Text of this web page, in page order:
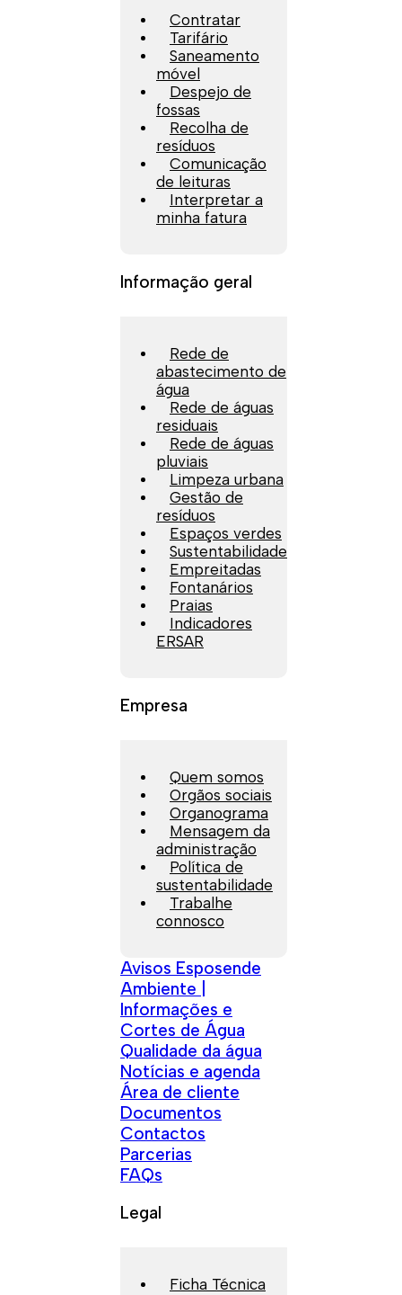
Contratar
Tarifário
Saneamento
móvel
Despejo de
fossas
Recolha de
resíduos
Comunicação
de leituras
Interpretar a
minha fatura
Informação geral
Rede de
abastecimento de
água
Rede de águas
residuais
Rede de águas
pluviais
Limpeza urbana
Gestão de
resíduos
Espaços verdes
Sustentabilidade
Empreitadas
Fontanários
Praias
Indicadores
ERSAR
Empresa
Quem somos
Orgãos sociais
Organograma
Mensagem da
administração
Política de
sustentabilidade
Trabalhe
connosco
Avisos Esposende
Ambiente |
Informações e
Cortes de Água
Qualidade da água
Notícias e agenda
Área de cliente
Documentos
Contactos
Parcerias
FAQs
Legal
Ficha Técnica